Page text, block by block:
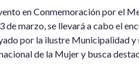
en Conmemoración por el
marzo, se llevará a cabo el
por la ilustre Municipalidad y
de la Mujer y busca